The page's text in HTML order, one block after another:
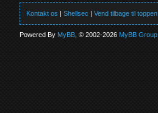
Kontakt os |Shellsec |Vend tilbage til toppen
Powered By MyBB , © 2002-2026 MyBB Group